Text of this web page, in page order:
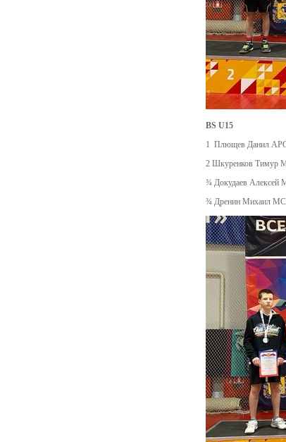
BS U15
1 Плющев Данил
2 Шкуренков Тимур
¾ Докудаев Алексей
¾ Дренин Михаил